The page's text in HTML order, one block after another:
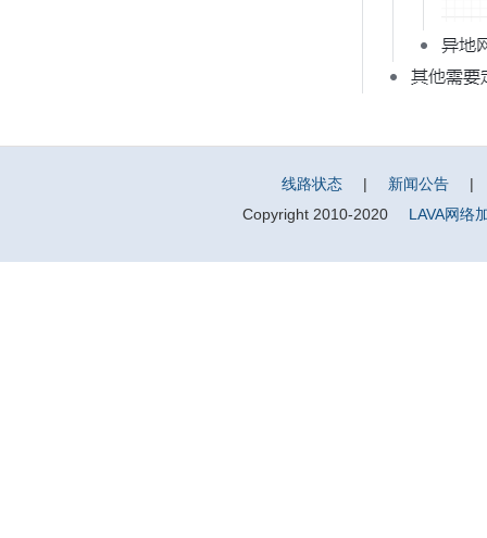
线路状态 | 新闻公告
|
Copyright 2010-2020
LAVA网络